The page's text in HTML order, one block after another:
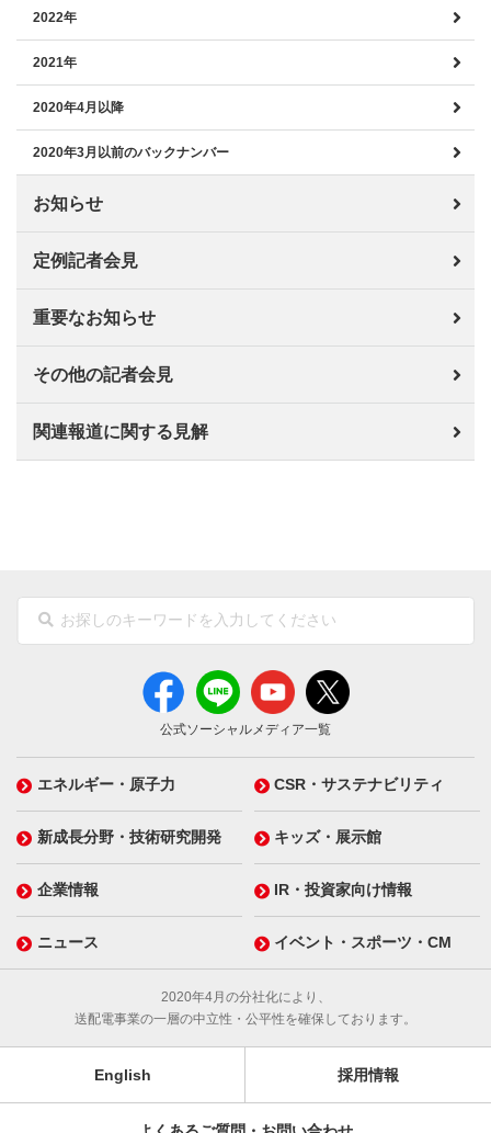
2022年
2021年
2020年4月以降
2020年3月以前のバックナンバー
お知らせ
定例記者会見
重要なお知らせ
その他の記者会見
関連報道に関する見解
公式ソーシャルメディア一覧
エネルギー・原子力 CSR・サステナビリティ
新成長分野・技術研究開発 キッズ・展示館
企業情報 IR・投資家向け情報
ニュース イベント・スポーツ・CM
2020年4月の分社化により、
送配電事業の一層の中立性・公平性を確保しております。
English 採用情報